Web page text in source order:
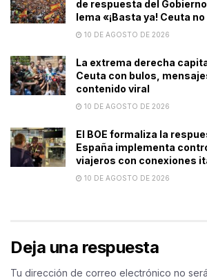
de respuesta del
lema «¡Basta ya! Ceuta
10 DE AGOSTO DE 2026
La extrema derecha
Ceuta con bulos,
contenido viral
10 DE AGOSTO DE 2026
El BOE formaliza la
España implementa
viajeros con conexiones
10 DE AGOSTO DE 2026
Deja una respuesta
Tu dirección de correo electrónico no